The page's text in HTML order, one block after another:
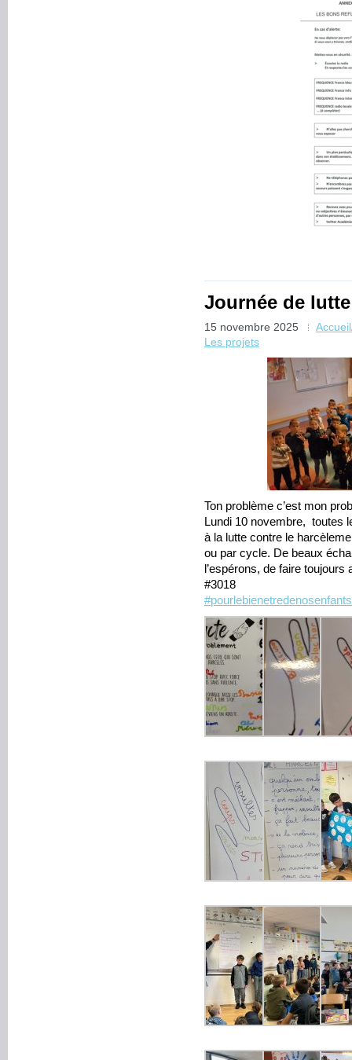
Journée de
15 novembre 2025
Les projets
Ton problème c’est mon
Lundi 10 novembre, toutes
à la lutte contre le
ou par cycle. De beaux
l’espérons, de faire toujours
#3018
#pourlebienetredenosenfants